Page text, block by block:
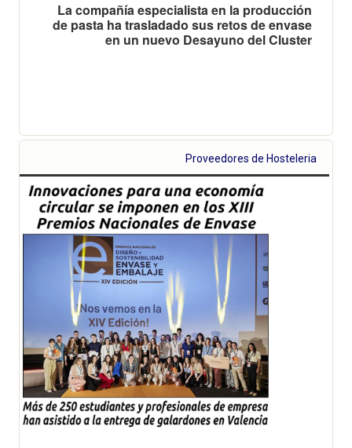
La compañía especialista en la producción
de pasta ha trasladado sus retos de envase
en un nuevo Desayuno del Cluster
Proveedores de Hosteleria